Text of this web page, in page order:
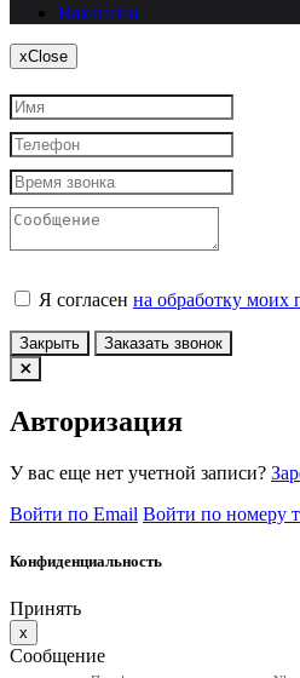
Вакансии
xClose
Я согласен на обработку моих
Закрыть Заказать звонок
Авторизация
У вас еще нет учетной записи?
Войти по Email Войти по номеру
Конфиденциальность
Принять
x
Сообщение